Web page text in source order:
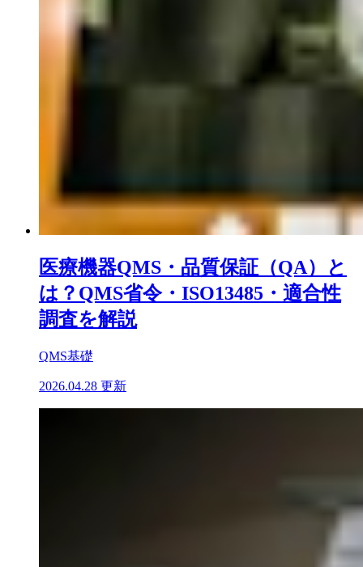
医療機器QMS・品質保証（QA）と
は？QMS省令・ISO13485・適合性
調査を解説
QMS基礎
2026.04.28 更新